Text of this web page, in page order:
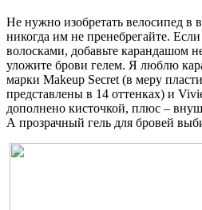
Не нужно изобретать велосипед в
никогда им не пренебрегайте.
волосками, добавьте карандашом
уложите брови гелем. Я люблю
марки Makeup Secret (в меру
представлены в 14 оттенках) и
дополнено кисточкой, плюс –
А прозрачный гель для бровей